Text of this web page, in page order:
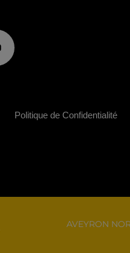
AVEYRON
Politique de Confidentialité